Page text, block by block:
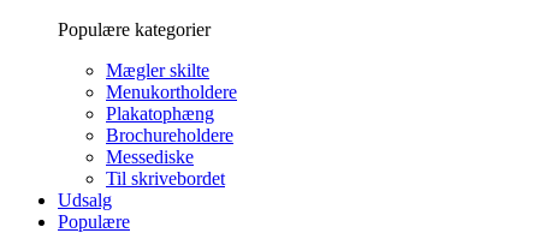
Populære kategorier
Mægler skilte
Menukortholdere
Plakatophæng
Brochureholdere
Messediske
Til skrivebordet
Udsalg
Populære